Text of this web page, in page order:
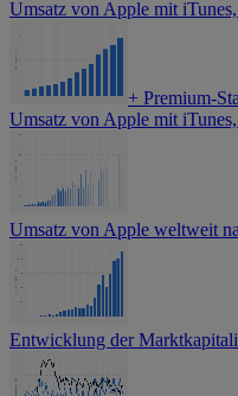
Umsatz von Apple mit
+ Premium-
Umsatz von Apple mit
Umsatz von Apple weltweit
Entwicklung der